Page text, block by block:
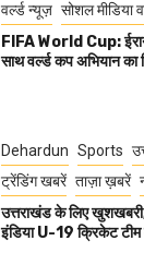
वर्ल्ड न्यूज़ सोशल मीडिया
FIFA World Cup:
साथ वर्ल्ड कप अभियान का
Dehardun Sports
ट्रेंडिंग खबरें ताज़ा ख़बरें
उत्तराखंड के लिए
इंडिया U-19 क्रिकेट